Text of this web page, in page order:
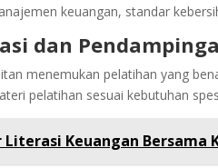
keuangan, standar
dan
menemukan pelatihan yang
pelatihan sesuai kebutuhan
Literasi Keuangan Bersama